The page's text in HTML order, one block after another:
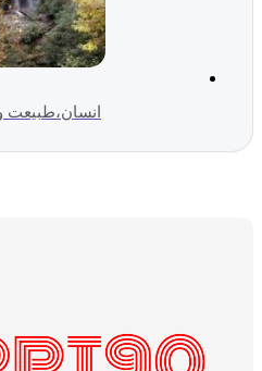
انسان،طبیعت و